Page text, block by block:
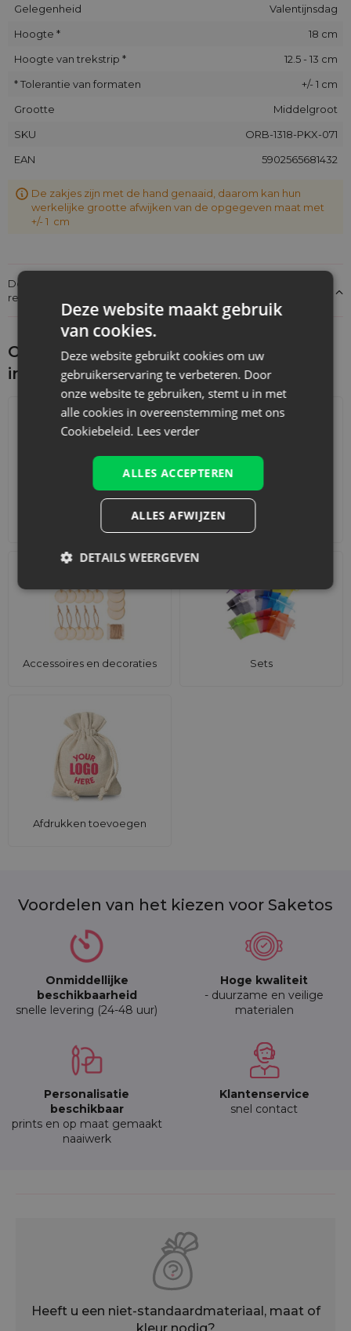
Gelegenheid
Valentijnsdag
Hoogte *
18 cm
Hoogte van trekstrip *
12.5 - 13 cm
* Tolerantie van formaten
+/- 1 cm
Grootte
Middelgroot
SKU
ORB-1318-PKX-071
EAN
5902565681432
De zakjes zijn met de hand genaaid, daarom kan hun
werkelijke grootte afwijken van de opgegeven maat met
+/- 1 cm
Details over de conformiteit van het product met de
regelgeving: Productverantwoordelijkheid
Ontdek wat je nog meer zou kunnen
interesseren
Adventskalenders Katoenen zakjes
Accessoires en decoraties Sets
Afdrukken toevoegen
Voordelen van het kiezen voor Saketos
Onmiddellijke
beschikbaarheid
snelle levering (24-48 uur)
Hoge kwaliteit
- duurzame en veilige
materialen
Personalisatie
beschikbaar
prints en op maat gemaakt
naaiwerk
Klantenservice
snel contact
Heeft u een niet-standaardmateriaal, maat of
kleur nodig?
Deze website maakt gebruik
van cookies.
Deze website gebruikt cookies om uw
gebruikerservaring te verbeteren. Door
onze website te gebruiken, stemt u in met
alle cookies in overeenstemming met ons
Cookiebeleid. Lees verder
ALLES ACCEPTEREN
ALLES AFWIJZEN
DETAILS WEERGEVEN